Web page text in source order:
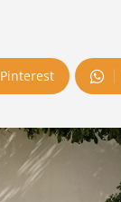
Pinterest